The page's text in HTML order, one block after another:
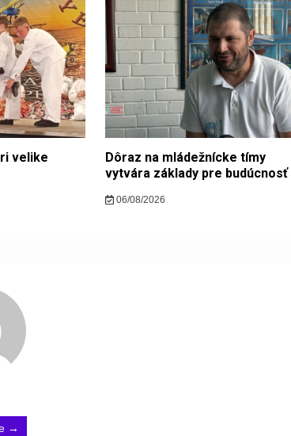
velike
Dôraz na mládežnícke tímy
vytvára základy pre budúcnosť
06/08/2026
→